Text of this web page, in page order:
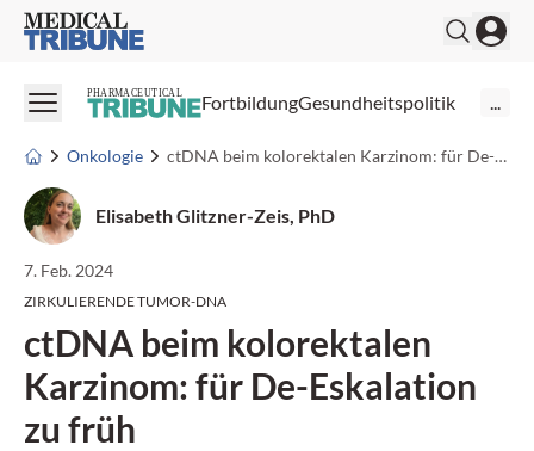
Medical Tribune
PHARMACEUTICAL FortbildungGesundheitspolitik ...
Onkologie ctDNA beim kolorektalen Karzinom: für De-Eskalation zu früh
Elisabeth Glitzner-Zeis, PhD
7. Feb. 2024
ZIRKULIERENDE TUMOR-DNA
ctDNA beim kolorektalen
Karzinom: für De-Eskalation
zu früh